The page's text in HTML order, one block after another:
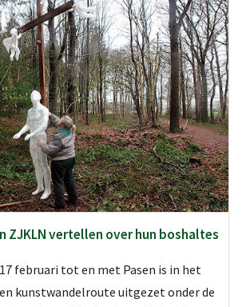
ZJKLN vertellen over hun boshaltes
februari tot en met Pasen is in het
kunstwandelroute uitgezet onder de